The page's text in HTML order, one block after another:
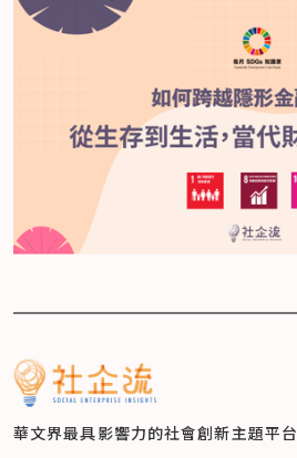
華文界最具影響力的社會創新主題平台